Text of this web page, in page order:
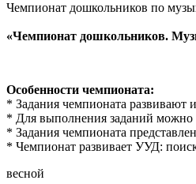
Чемпионат дошкольников по
«Чемпионат дошкольников.
Особенности чемпионата:
* Задания чемпионата развивают
* Для выполнения заданий можно
* Задания чемпионата
* Чемпионат развивает УУД:
весной